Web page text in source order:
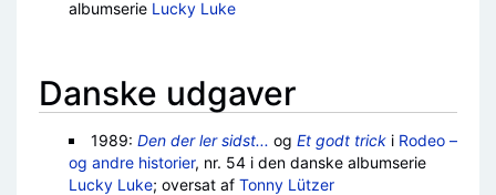
albumserie Lucky Luke
Danske udgaver
1989: Den der ler sidst... og Et godt tricki Rodeo –
og andre historier, nr. 54 i den danske albumserie
Lucky Luke; oversat af Tonny Lützer